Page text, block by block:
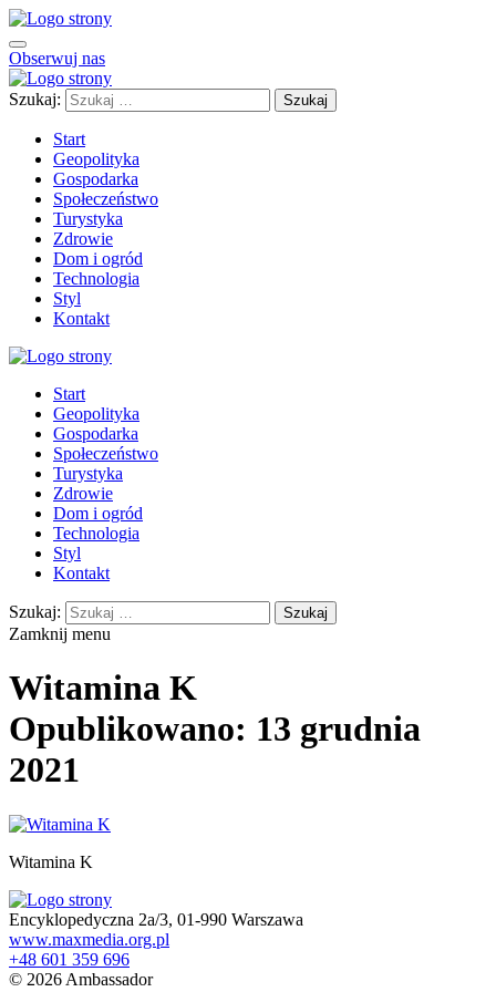
Obserwuj nas
Szukaj:
Start
Geopolityka
Gospodarka
Społeczeństwo
Turystyka
Zdrowie
Dom i ogród
Technologia
Styl
Kontakt
Start
Geopolityka
Gospodarka
Społeczeństwo
Turystyka
Zdrowie
Dom i ogród
Technologia
Styl
Kontakt
Szukaj:
Zamknij menu
Witamina K
Opublikowano: 13 grudnia
2021
Witamina K
Encyklopedyczna 2a/3, 01-990 Warszawa
www.maxmedia.org.pl
+48 601 359 696
© 2026 Ambassador